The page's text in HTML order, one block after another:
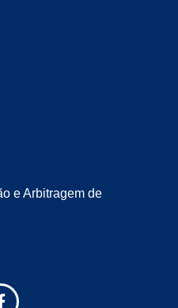
e Arbitragem de